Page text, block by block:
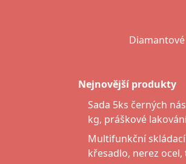
Nejnovější produkty
Sada 5ks černých
kg, práškové
Multifunkční
křesadlo, nerez